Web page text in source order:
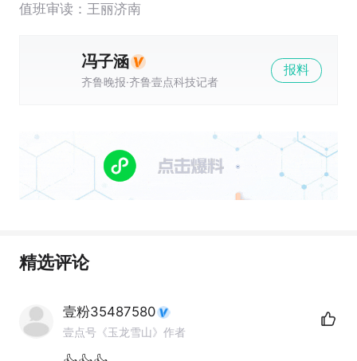
值班审读：王丽济南
冯子涵
齐鲁晚报·齐鲁壹点科技记者
报料
精选评论
壹粉35487580
壹点号《玉龙雪山》作者